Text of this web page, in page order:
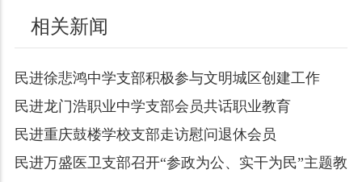
相关新闻
民进徐悲鸿中学支部积极参与文明城区创建工作
民进龙门浩职业中学支部会员共话职业教育
民进重庆鼓楼学校支部走访慰问退休会员
民进万盛医卫支部召开“参政为公、实干为民”主题教